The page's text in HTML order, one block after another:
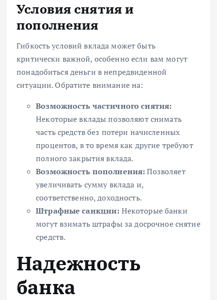
Условия снятия и
пополнения
Гибкость условий вклада может быть
критически важной, особенно если вам могут
понадобиться деньги в непредвиденной
ситуации. Обратите внимание на:
Возможность частичного снятия:
Некоторые вклады позволяют снимать
часть средств без потери начисленных
процентов, в то время как другие требуют
полного закрытия вклада.
Возможность пополнения:Позволяет
увеличивать сумму вклада и,
соответственно, доходность.
Штрафные санкции: Некоторые банки
могут взимать штрафы за досрочное снятие
средств.
Надежность
банка